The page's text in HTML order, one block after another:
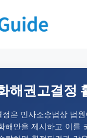
해권고결정
정은 민사소송법상 법
해안을 제시하고 이를